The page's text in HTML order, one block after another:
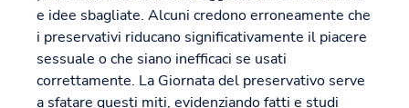
e idee sbagliate. Alcuni credono erroneamente che
i preservativi riducano significativamente il piacere
sessuale o che siano inefficaci se usati
correttamente. La Giornata del preservativo serve
a sfatare questi miti, evidenziando fatti e studi